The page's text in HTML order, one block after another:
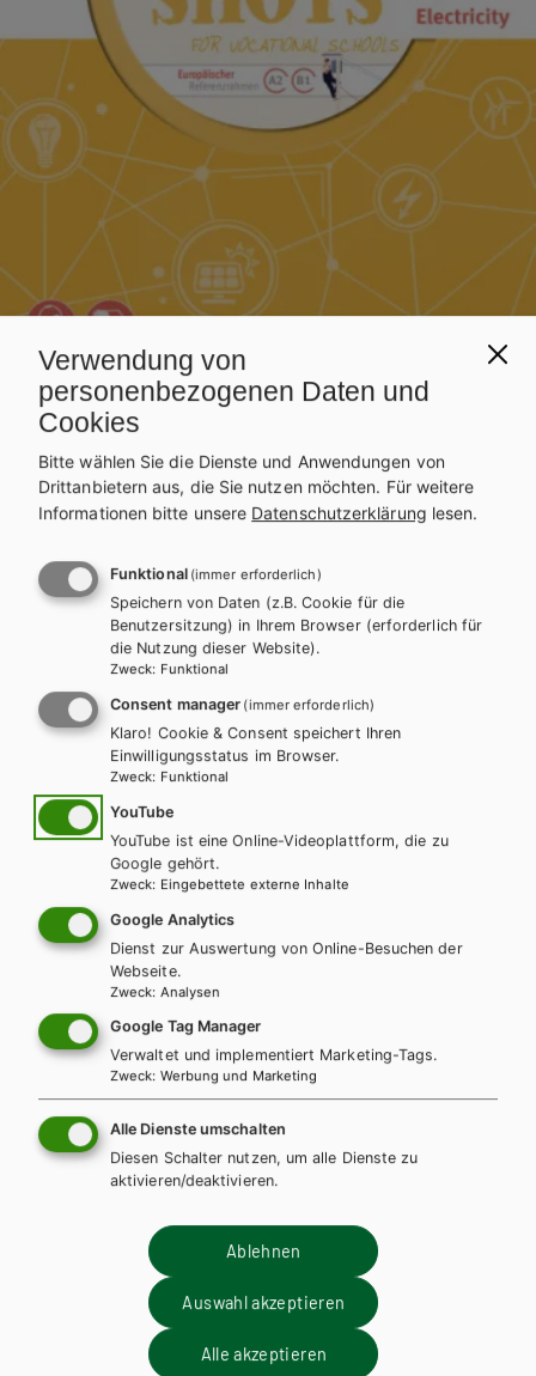
BS ENGLISCH
Best Shots for Vocational
Schools. Zusatzheft
Electricity
Auf dieser Seite finden Sie kostenlose Unterrichtsmaterialien zu
unseren Schulbüchern.
INHALTE FÜR LEHRER/INNEN
Für diese Inhalte müssen Sie mit einem
registriert sein.
INHALTE FÜR SCHÜLER/INNEN
MP3S UND TRANSCRIPTS
MP3s und Transcripts
Alle MP3s für die Listening Activities
Transcripts zum Download PDF | 213.27 KB
Diese Bücher könnten Sie
ebenfalls interessieren
Verwendung von
personenbezogenen Daten und
Cookies
Bitte wählen Sie die Dienste und Anwendungen von
Drittanbietern aus, die Sie nutzen möchten. Für weitere
Informationen bitte unsere Datenschutzerklärung lesen.
Funktional (immer erforderlich)
Speichern von Daten (z.B. Cookie für die
Benutzersitzung) in Ihrem Browser (erforderlich für
die Nutzung dieser Website).
Zweck: Funktional
Consent manager (immer erforderlich)
Klaro! Cookie & Consent speichert Ihren
Einwilligungsstatus im Browser.
Zweck: Funktional
YouTube
YouTube ist eine Online-Videoplattform, die zu
Google gehört.
Zweck: Eingebettete externe Inhalte
Google Analytics
Dienst zur Auswertung von Online-Besuchen der
Webseite.
Zweck: Analysen
Google Tag Manager
Verwaltet und implementiert Marketing-Tags.
Zweck: Werbung und Marketing
Alle Dienste umschalten
Diesen Schalter nutzen, um alle Dienste zu
aktivieren/deaktivieren.
Ablehnen
Auswahl akzeptieren
Alle akzeptieren